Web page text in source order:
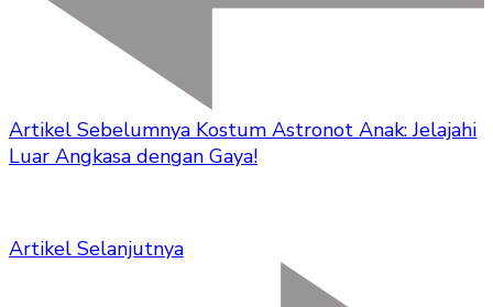
Artikel Sebelumnya Kostum Astronot Anak: Jelajahi
Luar Angkasa dengan Gaya!
Artikel Selanjutnya